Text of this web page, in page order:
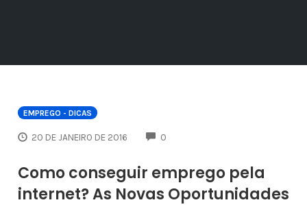
EMPREGO - DICAS
20 DE JANEIRO DE 2016 0
Como conseguir emprego pela
internet? As Novas Oportunidades